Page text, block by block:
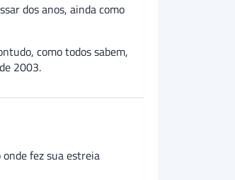
dos anos, ainda como
como todos sabem,
2003.
fez sua estreia